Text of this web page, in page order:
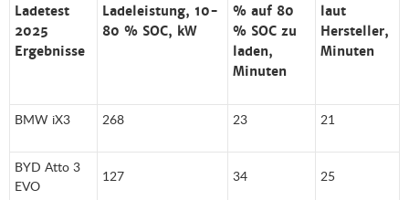
Ladetest
2025
Ergebnisse
Ladeleistung, 10-
80 % SOC, kW
% auf 80
% SOC zu
laden,
Minuten
laut
Hersteller,
Minuten
BMW iX3 268 23 21
BYD Atto 3
EVO
127 34 25